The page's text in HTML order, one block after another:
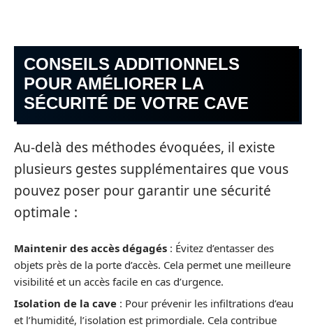
CONSEILS ADDITIONNELS
POUR AMÉLIORER LA
SÉCURITÉ DE VOTRE CAVE
Au-delà des méthodes évoquées, il existe
plusieurs gestes supplémentaires que vous
pouvez poser pour garantir une sécurité
optimale :
Maintenir des accès dégagés : Évitez d’entasser des
objets près de la porte d’accès. Cela permet une meilleure
visibilité et un accès facile en cas d’urgence.
Isolation de la cave : Pour prévenir les infiltrations d’eau
et l’humidité, l’isolation est primordiale. Cela contribue